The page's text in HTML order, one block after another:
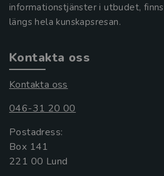
informationstjänster i utbudet,
längs hela kunskapsresan.
Kontakta oss
Kontakta oss
046-31 20 00
Postadress:
Box 141
221 00 Lund